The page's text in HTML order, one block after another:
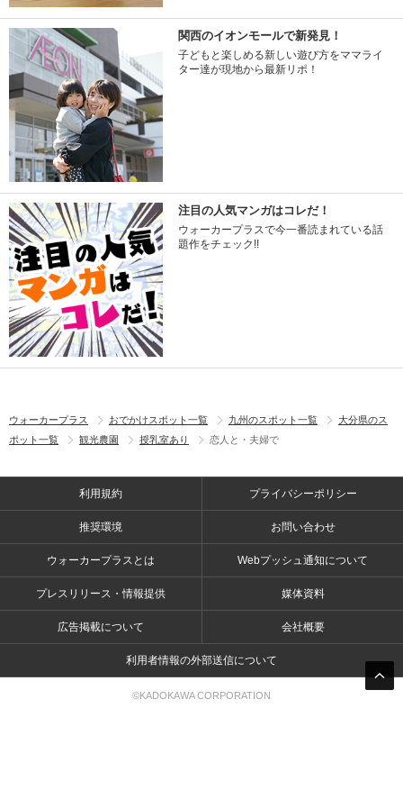
関西のイオンモールで新発見！
子どもと楽しめる新しい遊び方をママライ
ター達が現地から最新リポ！
注目の人気マンガはコレだ！
ウォーカープラスで今一番読まれている話
題作をチェック!!
ウォーカープラス おでかけスポット一覧 九州のスポット一覧
大分県のス
ポット一覧
観光農園 授乳室あり 恋人と・夫婦で
利用規約 プライバシーポリシー
推奨環境 お問い合わせ
ウォーカープラスとは Webプッシュ通知について
プレスリリース・情報提供 媒体資料
広告掲載について 会社概要
利用者情報の外部送信について
©KADOKAWA CORPORATION